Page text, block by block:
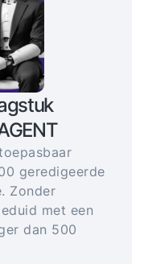
geredigeerde
Zonder
met een
dan 500